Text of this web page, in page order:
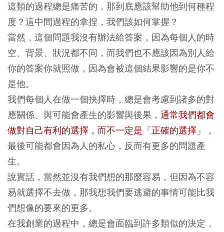
這類的過程總是痛苦的，那到底應該幫助他到何種程
度？這中間過程的拿捏，我們該如何掌握？
當然，這個問題我沒有辦法給答案，因為每個人的時
空、背景、狀況都不同，而我們也不應該因為別人給
你的答案你就照做，因為會被這個結果影響的是你不
是他。
我們每個人在做一個抉擇時，總是會考慮到諸多的對
應關係、與可能會產生的影響與後果， 通常我們都會
做對自己有利的選擇，而不一定是「正確的選擇」
，
最後可能都會因為人的私心，反而有更多的問題產
生。
說實話，當然並沒有我們想的那麼容易，但因為不容
易就選擇不去做，那我想我們要逃避的事情可能比我
們想像的要來的更多。
在我創業的過程中，總是會面臨到許多類似的決定，